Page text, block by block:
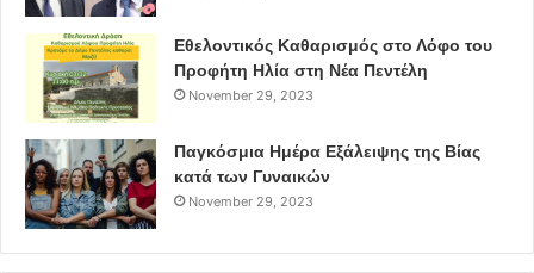
Εθελοντικός Καθαρισμός στο Λόφο του
Προφήτη Ηλία στη Νέα Πεντέλη
November 29, 2023
Παγκόσμια Ημέρα Εξάλειψης της Βίας
κατά των Γυναικών
November 29, 2023